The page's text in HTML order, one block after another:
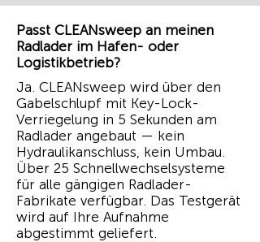
Passt CLEANsweep an meinen
Radlader im Hafen- oder
Logistikbetrieb?
Ja. CLEANsweep wird über den
Gabelschlupf mit Key-Lock-
Verriegelung in 5 Sekunden am
Radlader angebaut — kein
Hydraulikanschluss, kein Umbau.
Über 25 Schnellwechselsysteme
für alle gängigen Radlader-
Fabrikate verfügbar. Das Testgerät
wird auf Ihre Aufnahme
abgestimmt geliefert.